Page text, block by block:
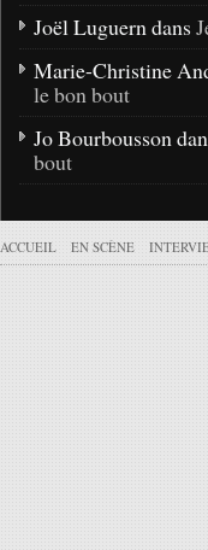
Joël Luguern dans
Marie-Christine
le bon bout
Jo Bourbousson
bout
ACCUEIL EN SCÈNE